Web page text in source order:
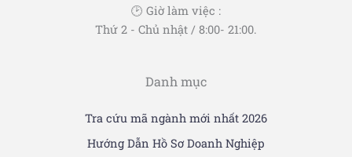
🕑 Giờ làm việc :
Thứ 2 - Chủ nhật / 8:00- 21:00.
Danh mục
Tra cứu mã ngành mới nhất 2026
Hướng Dẫn Hồ Sơ Doanh Nghiệp